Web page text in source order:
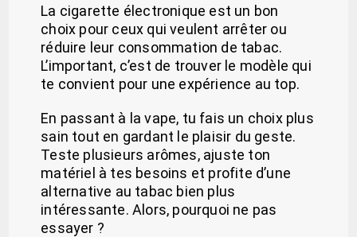
La cigarette électronique est un bon
choix pour ceux qui veulent arrêter ou
réduire leur consommation de tabac.
L’important, c’est de trouver le modèle qui
te convient pour une expérience au top.
En passant à la vape, tu fais un choix plus
sain tout en gardant le plaisir du geste.
Teste plusieurs arômes, ajuste ton
matériel à tes besoins et profite d’une
alternative au tabac bien plus
intéressante. Alors, pourquoi ne pas
essayer ?